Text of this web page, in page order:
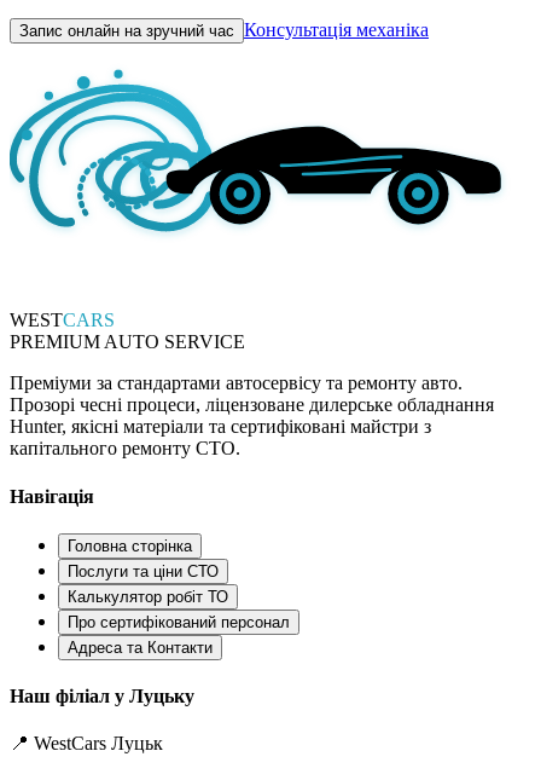
Запис онлайн на зручний час Консультація механіка
WESTCARS
PREMIUM AUTO SERVICE
Преміуми за стандартами автосервісу та ремонту авто.
Прозорі чесні процеси, ліцензоване дилерське обладнання
Hunter, якісні матеріали та сертифіковані майстри з
капітального ремонту СТО.
Навігація
Головна сторінка
Послуги та ціни СТО
Калькулятор робіт ТО
Про сертифікований персонал
Адреса та Контакти
Наш філіал у Луцьку
📍 WestCars Луцьк